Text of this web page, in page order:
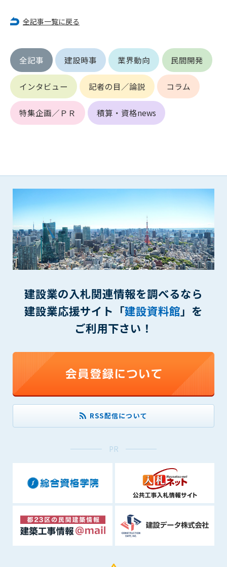
全記事一覧に戻る
全記事 建設時事 業界動向 民間開発
インタビュー 記者の目／論説 コラム
特集企画／ＰＲ 積算・資格news
建設業の入札関連情報を調べるなら
建設業応援サイト「建設資料館」を
ご利用下さい！
RSS配信について
PR
す。
る行為
(2) 第三者または管理者の財産、プライバシー等を侵害する行
為
(3) 第三者または管理者を誹謗中傷する行為
(4) 有害なコンピュータプログラム等を送信又は書き込む行為
(5) 第三者に不利益を与える行為
(6) 管理者が承認していない営利を目的とした行為
を、営利を目的として第三者に転売し、または転売のため
に第三者に提供すること
第7条（登録内容の削除）
管理者は、会員が登録した内容が以下に該当する、またはその
恐れのあるものは、会員の承諾なく削除できるものとします。
(1) 登録されている情報が、第6条の定める禁止事項に該当する
と管理者が、判断した場合
(2) 建設資料館の運営および保守管理上、必要と判断した場合
(4) その他、管理者が不適当と判断した場合
第8条（サービスの変更・中止等）
管理者は、会員の承諾なく、本サービス内容の変更(新規追加、
廃止を含み)し、本サービスの運営を中止または廃止することが
被った損害について管理者は､一切の責任をも負わないものと
します。
第9条（会員の個人情報）
会員の氏名、住所、性別、年齢、メールアドレスその他本サー
ビスの提供に関連して管理者が知り得た会員の個人情報（以下
個人情報といいます）について、管理者は、以下の各号に該当
する場合を除き、第三者に開示または提供しないものとしま
(1) 会員が、自己の個人情報の開示に事前に同意している場合
(2) 個々の会員を特定できない統計的な処理をした形式で第三
者に提供する場合
(3) 第三者および管理者の権利、財産、安全等を保護するため
に必要であると管理者が判断した場合
(4) 法令等により開示を求められた場合
第10条（免責事項）
管理者は、会員が登録した内容が以下に該当する、またはその